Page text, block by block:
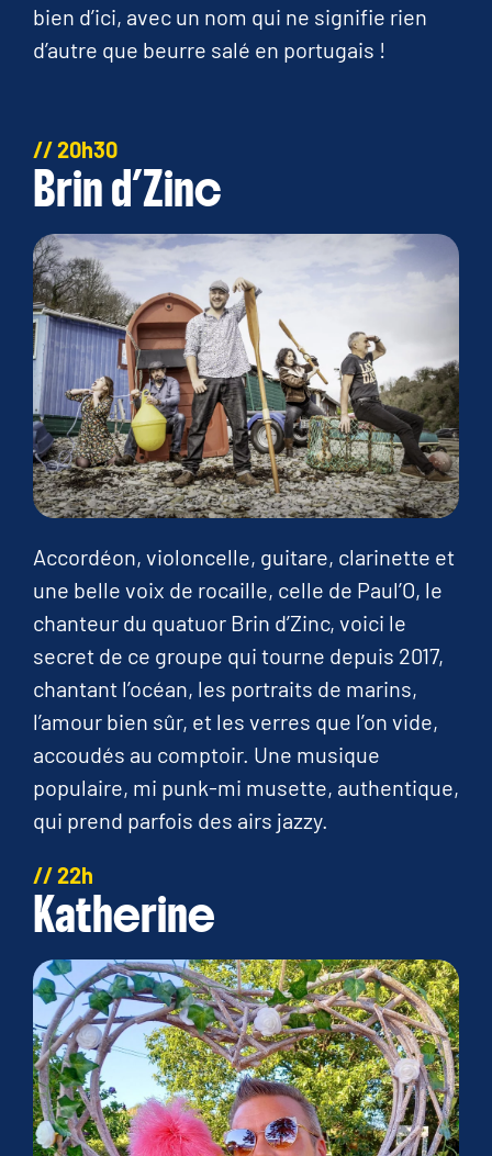
bien d’ici, avec un nom qui ne signifie rien
d’autre que beurre salé en portugais !
// 20h30
Brin d’Zinc
Accordéon, violoncelle, guitare, clarinette et
une belle voix de rocaille, celle de Paul’O, le
chanteur du quatuor Brin d’Zinc, voici le
secret de ce groupe qui tourne depuis 2017,
chantant l’océan, les portraits de marins,
l’amour bien sûr, et les verres que l’on vide,
accoudés au comptoir. Une musique
populaire, mi punk-mi musette, authentique,
qui prend parfois des airs jazzy.
// 22h
Katherine